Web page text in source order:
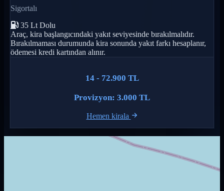
Sigortalı
35 Lt Dolu
Araç, kira başlangıcındaki yakıt seviyesinde bırakılmalıdır.
Bırakılmaması durumunda kira sonunda yakıt farkı hesaplanır,
ödemesi kredi kartından alınır.
14 - 72.900 TL
Provizyon: 3.000 TL
Hemen kirala